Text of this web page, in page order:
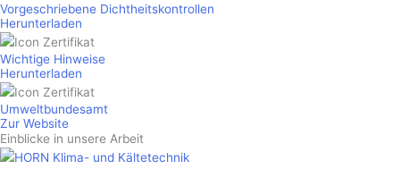
Vorgeschriebene Dichtheitskontrollen
Herunter­laden
Wichtige Hinweise
Herunter­laden
Umwelt­bundes­amt
Zur Website
Einblicke in unsere Arbeit